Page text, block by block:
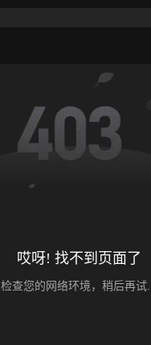
哎呀! 找不到页面了
检查您的网络环境，稍后再试...